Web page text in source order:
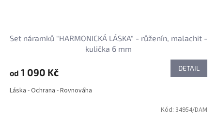
Set náramků "HARMONICKÁ LÁSKA" - růženín, malachit -
kulička 6 mm
od 1 090 Kč DETAIL
Láska - Ochrana - Rovnováha
Kód: 34954/DAM